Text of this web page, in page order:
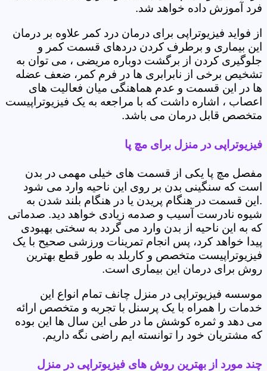
فرد آموزش داده خواهد شد.
از فواید فیزیوتراپی برای درمان درد کمر علاوه بر درمان
این بیماری و برطرف کردن دردهای قسمت کمر و
جلوگیری کردن از برگشت دوباره مریضی ، می توان به
تشخیص برخی از نابرابری ها در فرم کمر، ضعف عضله
ها در این قسمت و عدم هماهنگی میان فعالیت های
اعصاب ، اشاره داشت که با مراجعه به یک فیزیوتراپیست
متخصص قابل درمان می باشد.
فیزیوتراپی در منزل برای مچ پا
مفصل مچ پا یکی از قسمت های خیلی مهمی در بدن
است که سنگینی بدن بر روی این ناحیه وارد می شود
.این قسمت در هنگام پریدن یا در هنگام بلند شدن به
شیوه نادرست آسیب و صدمه زیادی خواهد دید. صدماتی
که به این ناحیه از بدن وارد می گردد به سختی بهبودی
پیدا خواهد کرد، پس انجام تمرینات ورزشی صحیح با یک
فیزیوتراپیست متخصص و کاربلد به طور قطع بهترین
روش برای درمان این بیماری است.
موسسه فیزیوتراپی در منزل چانف تمام انواع این
خدمات را همراه با یک پرسنل با تجربه و متخصص ارائه
می دهد و ثمره کوشش ما در طی این سال ها این بوده
که مشتریان خود را توانسته ایم راضی نگه داریم.
چند مورد از بهترین روش های فیزیوتراپی در منزل